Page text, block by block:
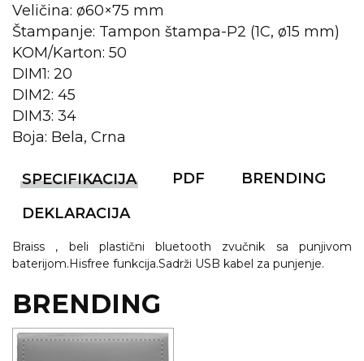
NARUKVICE ZA ŽURKE I
DOGAĐAJE
ID PLOČICA
TERMOSI
BOCE
TEHNOLOGIJA
KANCELARIJA
KUĆNI SETOVI
OLOVKE
PRIVESCI & ALATI
TORBE & PUTOVANJE
Veličina: ø60×75 mm
Štampanje: Tampon štampa-P2 (1C, ø15 mm)
KOM/Karton: 50
DIM1: 20
DIM2: 45
DIM3: 34
Boja: Bela, Crna
SPECIFIKACIJA PDF
BRENDING
DEKLARACIJA
Braiss , beli plastični bluetooth zvučnik sa punjivom
baterijom.Hisfree funkcija.Sadrži USB kabel za punjenje.
BRENDING